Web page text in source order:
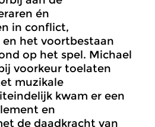
én
in conflict,
het voortbestaan
op het spel. Michael
voorkeur toelaten
muzikale
kwam er een
en
de daadkracht van